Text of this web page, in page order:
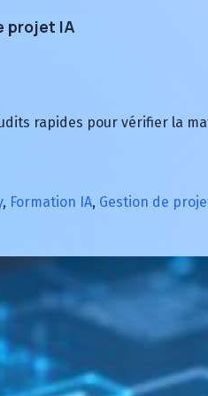
projet IA
rapides pour vérifier la
, Formation IA, Gestion de